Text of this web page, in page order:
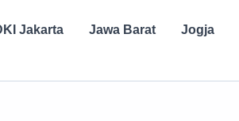
Jakarta Jawa Barat Jogja